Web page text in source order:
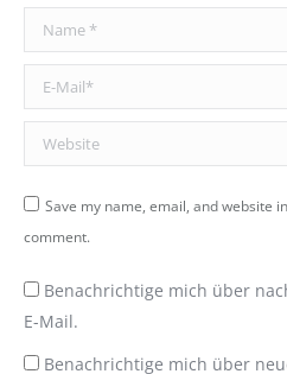
Name *
E-Mail *
Website
Save my name, email, and website
comment.
Benachrichtige mich über
E-Mail.
Benachrichtige mich über